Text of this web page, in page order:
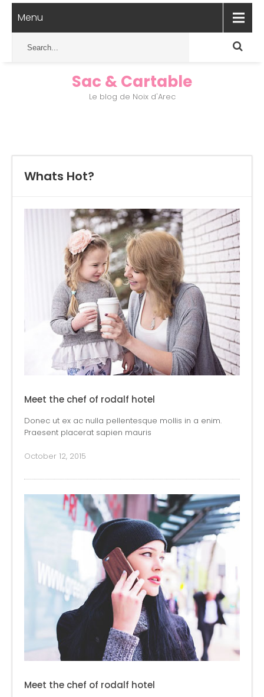
Menu
Sac & Cartable
Le blog de Noix d'Arec
Whats Hot?
Meet the chef of rodalf hotel
Donec ut ex ac nulla pellentesque mollis in a enim.
Praesent placerat sapien mauris
October 12, 2015
Meet the chef of rodalf hotel